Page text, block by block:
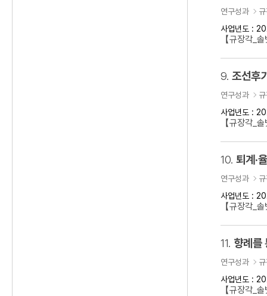
연구성과
사업년도 :
【규장각_
9. 조선후
연구성과
사업년도 :
【규장각_
10. 퇴계·
연구성과
사업년도 :
【규장각_
11. 향례를
연구성과
사업년도 :
【규장각_